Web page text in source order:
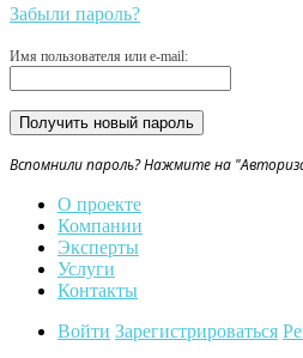
Забыли пароль?
Имя пользователя или e-mail:
Вспомнили пароль? Нажмите на
О проекте
Компании
Эксперты
Услуги
Контакты
Войти Зарегистрироваться